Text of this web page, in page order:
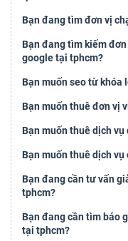
Bạn đang tìm đơn vị
Bạn đang tìm kiếm
google tại tphcm?
Bạn muốn seo từ khóa
Bạn muốn thuê đơn vị
Bạn muốn thuê dịch
Bạn muốn thuê dịch
Bạn đang cần tư vấn
tphcm?
Bạn đang cần tìm báo
tại tphcm?